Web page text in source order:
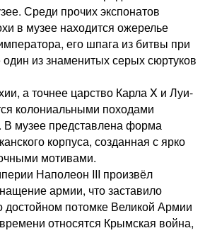
Среди прочих экспонатов
в музее находится ожерелье
его шпага из битвы при
из знаменитых серых сюртуков
а точнее царство Карла X и Луи-
колониальными походами
музее представлена форма
корпуса, созданная с ярко
мотивами.
Наполеон III произвёл
армии, что заставило
достойном потомке Великой Армии
относятся Крымская война,